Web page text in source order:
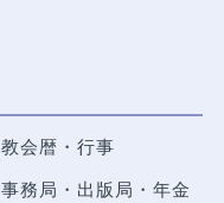
教会暦・行事
事務局・出版局・年金